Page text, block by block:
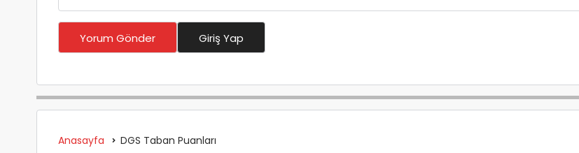
Yorum Gönder Giriş Yap
Anasayfa DGS Taban Puanları